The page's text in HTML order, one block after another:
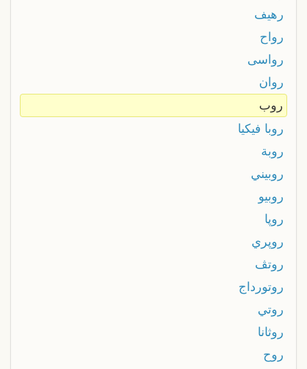
رهيف
رواح
رواسى
روان
روب
روبا فيكيا
روبة
روبيني
روبيو
روپا
روپري
روتڤ
روتورداج
روتي
روثانا
روح